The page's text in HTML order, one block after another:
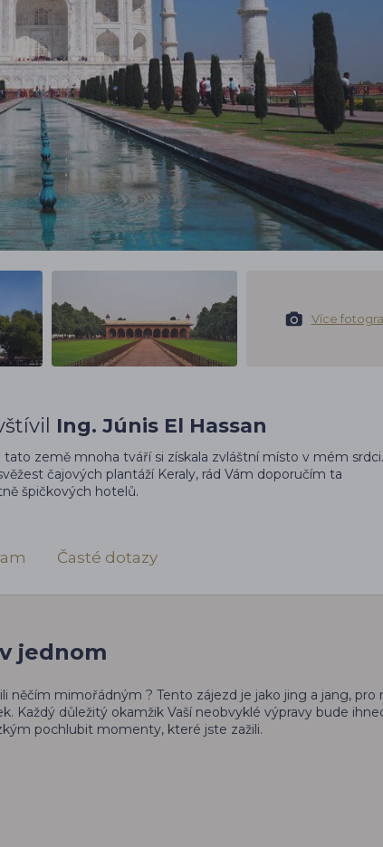
Více
Ing. Júnis El Hassan
tato země mnoha tváří si získala zvláštní místo v mém
čajových plantáží Keraly, rád Vám doporučím ta
špičkových hotelů.
Časté dotazy
jednom
něčím mimořádným ? Tento zájezd je jako jing a jang, pro
Každý důležitý okamžik Vaší neobvyklé výpravy bude
pochlubit momenty, které jste zažili.